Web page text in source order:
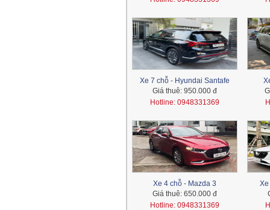
Xe 7 chỗ - Hyundai Santafe
Giá thuê: 950.000 đ
Hotline: 0948331369
Xe 4 chỗ - Mazda 3
Giá thuê: 650.000 đ
Hotline: 0948331369
Xe